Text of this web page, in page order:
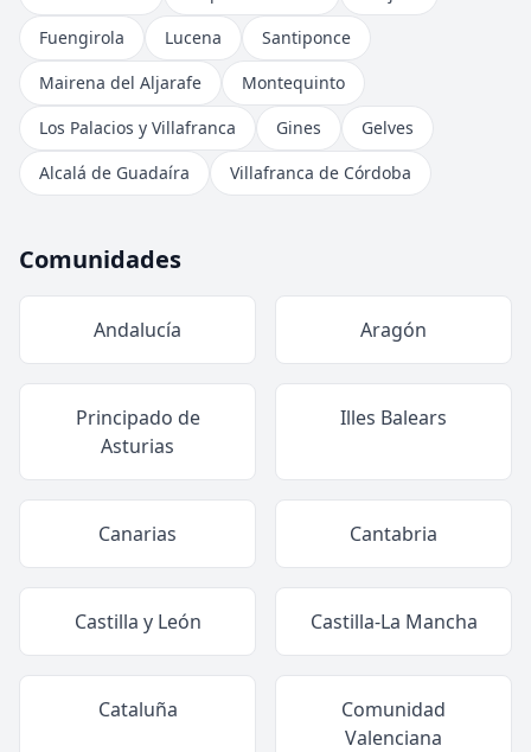
Fuengirola
Lucena
Santiponce
Mairena del Aljarafe
Montequinto
Los Palacios y Villafranca
Gines
Gelves
Alcalá de Guadaíra
Villafranca de Córdoba
Comunidades
Andalucía Aragón
Principado de
Asturias
Illes Balears
Canarias Cantabria
Castilla y León Castilla-La Mancha
Cataluña
Comunidad
Valenciana